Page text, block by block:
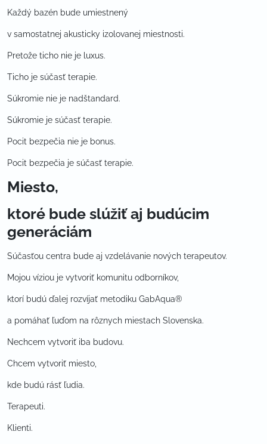
Každý bazén bude umiestnený
v samostatnej akusticky izolovanej miestnosti.
Pretože ticho nie je luxus.
Ticho je súčasť terapie.
Súkromie nie je nadštandard.
Súkromie je súčasť terapie.
Pocit bezpečia nie je bonus.
Pocit bezpečia je súčasť terapie.
Miesto,
ktoré bude slúžiť aj budúcim
generáciám
Súčasťou centra bude aj vzdelávanie nových terapeutov.
Mojou víziou je vytvoriť komunitu odborníkov,
ktorí budú ďalej rozvíjať metodiku GabAqua®
a pomáhať ľuďom na rôznych miestach Slovenska.
Nechcem vytvoriť iba budovu.
Chcem vytvoriť miesto,
kde budú rásť ľudia.
Terapeuti.
Klienti.